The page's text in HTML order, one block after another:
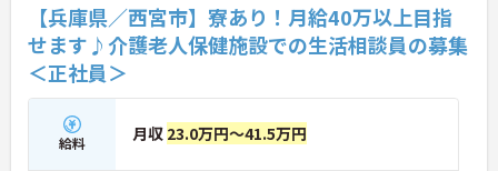
【兵庫県／西宮市】寮あり！月給40万以上目指
せます♪介護老人保健施設での生活相談員の募集
＜正社員＞
給料 月収 23.0万円～41.5万円